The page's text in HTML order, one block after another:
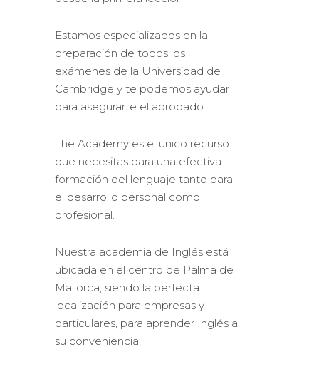
Estamos especializados en la
preparación de todos los
exámenes de la Universidad de
Cambridge y te podemos ayudar
para asegurarte el aprobado.
The Academy es el único recurso
que necesitas para una efectiva
formación del lenguaje tanto para
el desarrollo personal como
profesional.
Nuestra academia de Inglés está
ubicada en el centro de Palma de
Mallorca, siendo la perfecta
localización para empresas y
particulares, para aprender Inglés a
su conveniencia.